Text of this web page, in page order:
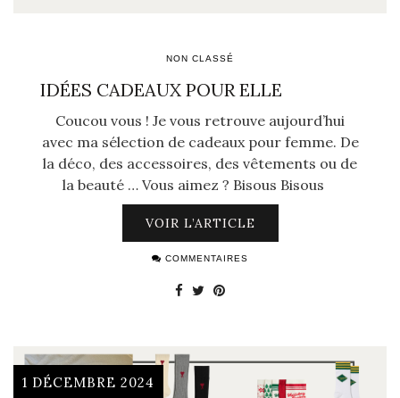
NON CLASSÉ
IDÉES CADEAUX POUR ELLE
Coucou vous ! Je vous retrouve aujourd’hui
avec ma sélection de cadeaux pour femme. De
la déco, des accessoires, des vêtements ou de
la beauté … Vous aimez ? Bisous Bisous
VOIR L’ARTICLE
COMMENTAIRES
1 DÉCEMBRE 2024